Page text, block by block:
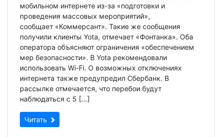
мобильном интернете из-за «подготовки и
проведения массовых мероприятий»,
сообщает «Коммерсант». Такие же сообщения
получили клиенты Yota, отмечает «Фонтанка». Оба
оператора объясняют ограничения «обеспечением
мер безопасности». В Yota рекомендовали
использовать Wi-Fi. О возможных отключениях
интернета также предупредил Сбербанк. В
рассылке отмечается, что перебои будут
наблюдаться с 5 […]
Читать